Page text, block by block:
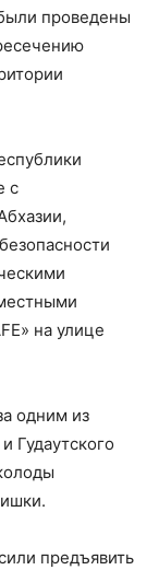
проведены
с
на улице
одним из
Гудаутского
предъявить